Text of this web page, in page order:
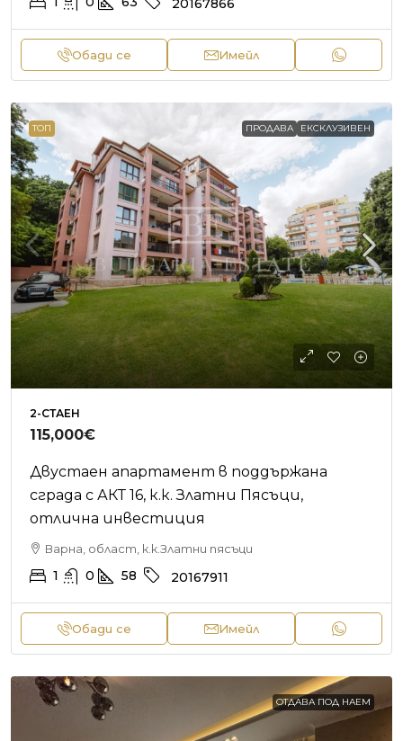
20167866
Обади се Имейл
ТОП ПРОДАВА ЕКСКЛУЗИВЕН
2-СТАЕН
115,000€
Двустаен апартамент в поддържана
сграда с АКТ 16, к.к. Златни Пясъци,
отлична инвестиция
Варна, област, к.к.Златни пясъци
1 0 58 20167911
Обади се Имейл
ОТДАВА ПОД НАЕМ